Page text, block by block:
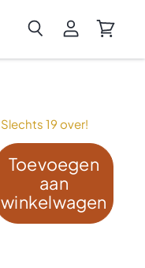
bekijken
Slechts 19 over!
Toevoegen
aan
winkelwagen